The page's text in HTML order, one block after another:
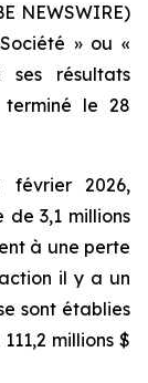
NEWSWIRE)
» ou «
ses résultats
le 28
février 2026,
3,1 millions
à une perte
il y a un
sont établies
millions $